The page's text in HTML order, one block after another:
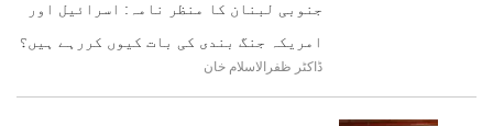
جنوبی لبنان کا منظر نامہ: اسرائیل اور
امریکہ جنگ بندی کی بات کیوں کررہے ہیں؟
ڈاکٹر ظفرالاسلام خان